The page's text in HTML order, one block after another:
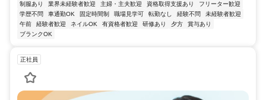
制服あり 業界未経験者歓迎 主婦・主夫歓迎 資格取得支援あり
フリーター歓迎
学歴不問
車通勤OK 固定時間制 職場見学可 転勤なし 経験不問
未経験者歓迎
午前
経験者歓迎 ネイルOK 有資格者歓迎 研修あり 夕方
賞与あり
ブランクOK
正社員